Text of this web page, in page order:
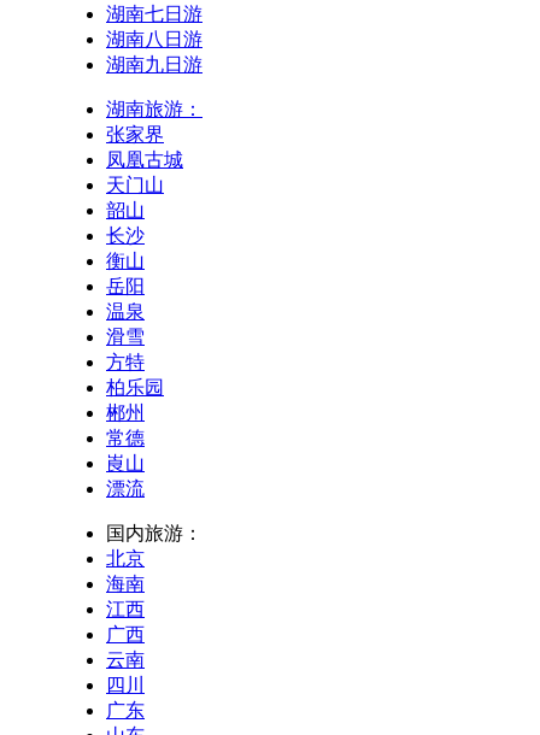
湖南七日游
湖南八日游
湖南九日游
湖南旅游：
张家界
凤凰古城
天门山
韶山
长沙
衡山
岳阳
温泉
滑雪
方特
柏乐园
郴州
常德
崀山
漂流
国内旅游：
北京
海南
江西
广西
云南
四川
广东